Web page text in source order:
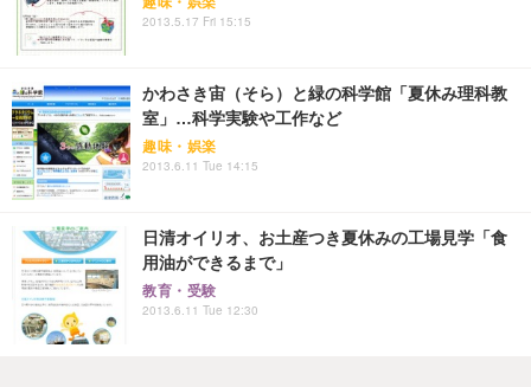
2013.5.17 Fri 15:15
かわさき宙（そら）と緑の科学館「夏休み理科教
室」…科学実験や工作など
趣味・娯楽
2013.6.11 Tue 14:15
日清オイリオ、お土産つき夏休みの工場見学「食
用油ができるまで」
教育・受験
2013.6.11 Tue 12:30